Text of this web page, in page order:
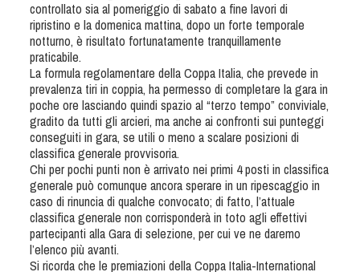
controllato sia al pomeriggio di sabato a fine lavori di
ripristino e la domenica mattina, dopo un forte temporale
notturno, è risultato fortunatamente tranquillamente
praticabile.
La formula regolamentare della Coppa Italia, che prevede in
prevalenza tiri in coppia, ha permesso di completare la gara in
poche ore lasciando quindi spazio al “terzo tempo” conviviale,
gradito da tutti gli arcieri, ma anche ai confronti sui punteggi
conseguiti in gara, se utili o meno a scalare posizioni di
classifica generale provvisoria.
Chi per pochi punti non è arrivato nei primi 4 posti in classifica
generale può comunque ancora sperare in un ripescaggio in
caso di rinuncia di qualche convocato; di fatto, l’attuale
classifica generale non corrisponderà in toto agli effettivi
partecipanti alla Gara di selezione, per cui ve ne daremo
l’elenco più avanti.
Si ricorda che le premiazioni della Coppa Italia-International
Dog Balance
Dog Trail
Hoopers
Mantrailing
Nosework
Obedience
Rally Obedience
Retriever Sport
Ricerca Tartufo